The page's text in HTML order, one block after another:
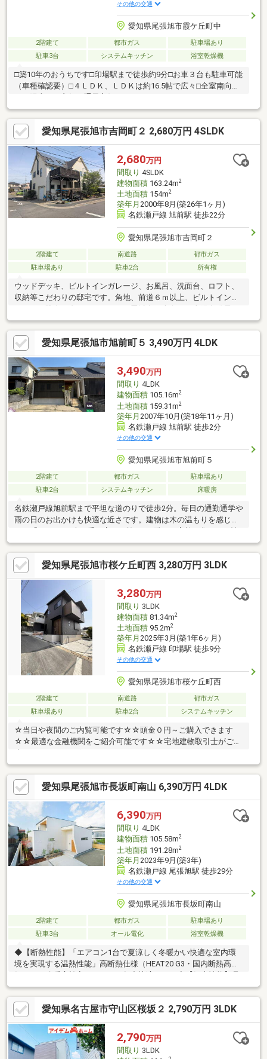
その他の交通
愛知県尾張旭市霞ケ丘町中
2階建て 都市ガス
駐車場あり
駐車3台
システムキッチン 浴室乾燥機
□築10年のおうちです□印場駅まで徒歩約9分□お車３台も駐車可能
（車種確認要）□４ＬＤＫ、ＬＤＫは約16.5帖で広々□全室南向
愛知県尾張旭市吉岡町２ 2,680万円 4SLDK
2,680万円
間取り 4SLDK
建物面積163.24m2
土地面積154m2
築年月 2000年8月(築26年1ヶ月)
名鉄瀬戸線 旭前駅 徒歩22分
愛知県尾張旭市吉岡町２
2階建て 南道路
都市ガス
駐車場あり
駐車2台 所有権
ウッドデッキ、ビルトインガレージ、お風呂、洗面台、ロフト、
収納等こだわりの邸宅です。角地、前道６ｍ以上、ビルトインガ
ステム、陽当り良好、整形地、トイレ２ヶ所、自然素材使用、２
階建、通風良好、ウッドデッキ、屋根裏収納、納戸
愛知県尾張旭市旭前町５ 3,490万円 4LDK
3,490万円
間取り 4LDK
建物面積105.16m2
土地面積159.31m2
築年月 2007年10月(築18年11ヶ月)
名鉄瀬戸線 旭前駅 徒歩2分
その他の交通
愛知県尾張旭市旭前町５
2階建て 都市ガス
駐車場あり
駐車2台
システムキッチン 床暖房
名鉄瀬戸線旭前駅まで平坦な道のりで徒歩2分。毎日の通勤通学や
雨の日のお出かけも快適な近さです。建物は木の温もりを感じら
のゆったりとしたLDKに加え、ライフスタイルに合わせて使える
和室も配置しています。2階の3洋室すべてにクローゼットがある
ほか、約5.7帖分の便利な小屋裏収納も完備しており、お部屋をす
っきり保てます。周辺にはスーパーやコンビニも揃う、利便性と
心地よさが共存する住環境です。
愛知県尾張旭市桜ケ丘町西 3,280万円 3LDK
3,280万円
間取り 3LDK
建物面積81.34m2
土地面積95.2m2
築年月 2025年3月(築1年6ヶ月)
名鉄瀬戸線 印場駅 徒歩9分
その他の交通
愛知県尾張旭市桜ケ丘町西
2階建て 南道路
都市ガス
駐車場あり
駐車2台 システムキッチン
☆当日や夜間のご内覧可能です☆☆頭金０円～ご購入できます
☆☆最適な金融機関をご紹介可能です☆☆宅地建物取引士がご対
愛知県尾張旭市長坂町南山 6,390万円 4LDK
6,390万円
間取り 4LDK
建物面積105.58m2
土地面積191.28m2
築年月 2023年9月(築3年)
名鉄瀬戸線 尾張旭駅 徒歩29分
その他の交通
愛知県尾張旭市長坂町南山
2階建て 都市ガス
駐車場あり
駐車3台
オール電化 浴室乾燥機
◆【断熱性能】「エアコン1台で夏涼しく冬暖かい快適な室内環
境を実現する温熱性能」高断熱仕様（HEAT20 G3・国内断熱高等
質のよい設計施工により外気の影響を受けにくく、静かで心地よ
い室内空間に。◆【耐震性能】「万が一の災害にも強い、安心の
構造」耐震等級3（高等級）で、消防署や警察署と同等の耐震性能
を実現。◆【全館空調付き】部屋ごとの温度差がなく、ヒートシ
ョック対策にも◎。◆【暮らしやすい回遊動線】家事動線も生活
動線もスムーズ。◆【モデルハウスクオリティの美しさ】「家
具・照明付き！洗練されたデザイン空間」
愛知県名古屋市守山区桜坂２ 2,790万円 3LDK
2,790万円
間取り 3LDK